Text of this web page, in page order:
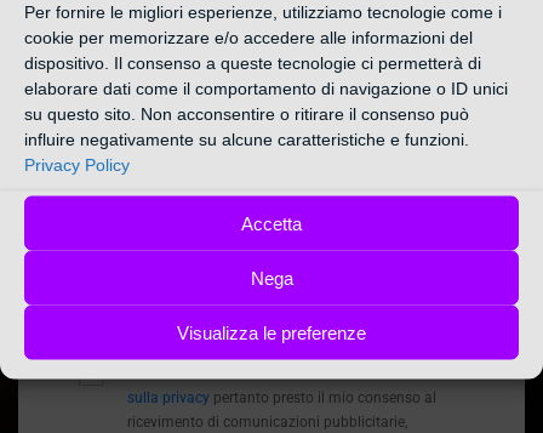
Per fornire le migliori esperienze, utilizziamo tecnologie come i
cookie per memorizzare e/o accedere alle informazioni del
dispositivo. Il consenso a queste tecnologie ci permetterà di
elaborare dati come il comportamento di navigazione o ID unici
su questo sito. Non acconsentire o ritirare il consenso può
influire negativamente su alcune caratteristiche e funzioni.
Privacy Policy
Accetta
Nega
Visualizza le preferenze
CATEGORIA:
FLESH
HOME/FLESH
sotto e Approfitta delle promozioni e offerte
esclusive in anteprima nella sezione
"Sconti Consigliati " a partire da 10% al 70%
Nome
*Nome
*Inserisci la E-mail
ISCRIVITI ORA!
sulla privacy pertanto presto il mio consenso al
ricevimento di comunicazioni pubblicitarie,